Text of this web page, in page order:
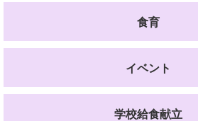
食育
イベント
学校給食献立